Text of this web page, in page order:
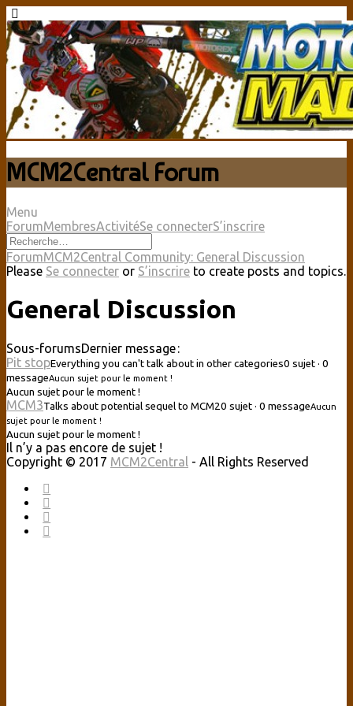
MCM2Central Forum
Menu
Navigation
du
forum
ForumMembresActivitéSe connecterS’inscrire
Fil
d’Ariane
forum –
Vous
ici :
ForumMCM2Central Community: General Discussion
Please Se connecter or S’inscrire to create posts and topics.
General Discussion
Sous-forumsDernier message :
Pit stopEverything you can't talk about in other categories0 sujet · 0
messageAucun sujet pour le moment !
Aucun sujet pour le moment !
MCM3Talks about potential sequel to MCM20 sujet · 0 messageAucun
sujet pour le moment !
Aucun sujet pour le moment !
Il n’y a pas encore de sujet !
Copyright © 2017 MCM2Central - All Rights Reserved